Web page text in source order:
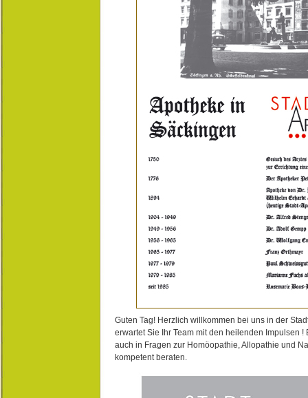
Guten Tag! Herzlich willkommen bei uns in der
erwartet Sie Ihr Team mit den heilenden Impulsen !
auch in Fragen zur Homöopathie, Allopathie und
kompetent beraten.